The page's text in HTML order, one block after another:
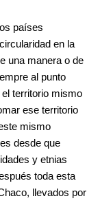
países
en la
una manera o de
al punto
territorio mismo
ese territorio
mismo
desde que
y etnias
toda esta
llevados por